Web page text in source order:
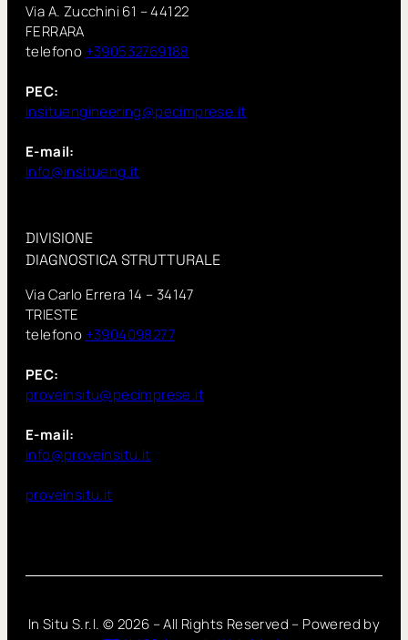
Via A. Zucchini 61 – 44122
FERRARA
telefono +390532769188
PEC:
insituengineering@pecimprese.it
E-mail:
info@insitueng.it
DIVISIONE
DIAGNOSTICA STRUTTURALE
Via Carlo Errera 14 – 34147
TRIESTE
telefono +3904098277
PEC:
proveinsitu@pecimprese.it
E-mail:
info@proveinsitu.it
proveinsitu.it
In Situ S.r.l. ©2026 – All Rights Reserved – Powered by